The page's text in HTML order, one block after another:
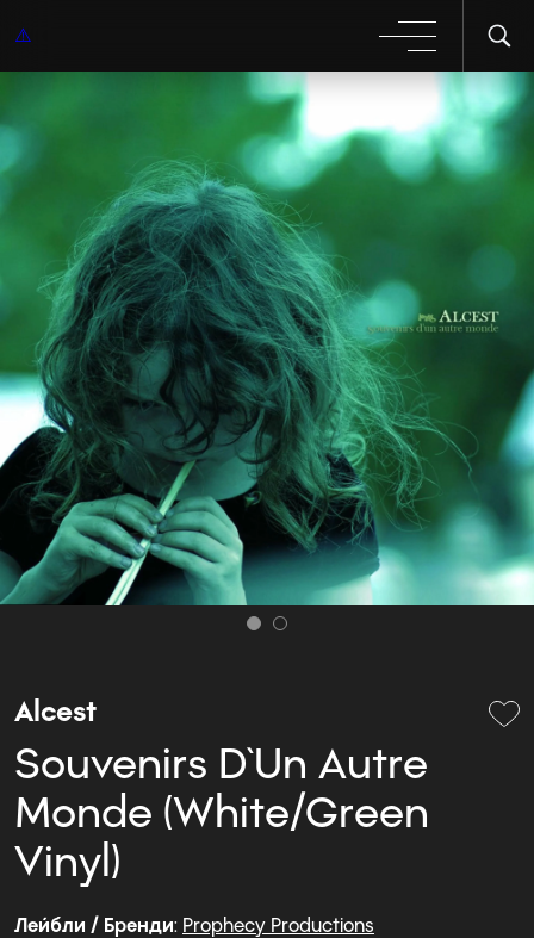
Alcest
Souvenirs D`Un Autre
Monde (White/Green
Vinyl)
Лейбли / Бренди: Prophecy Productions